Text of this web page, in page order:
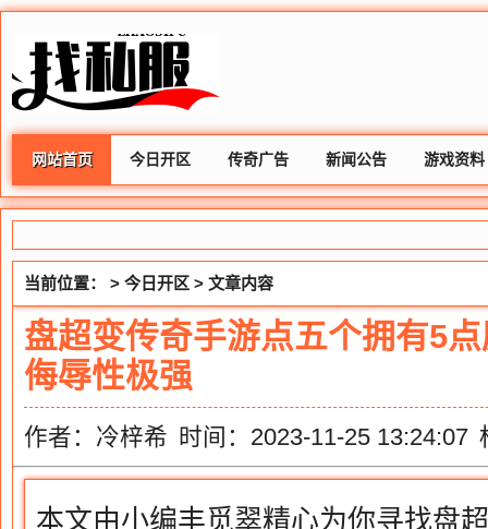
网站首页 今日开区 传奇广告 新闻公告 游戏资料
当前位置： > 今日开区 > 文章内容
盘超变传奇手游点五个拥有5
侮辱性极强
作者：冷梓希 时间：2023-11-25 13:24:07
本文由小编丰觅翠精心为你寻找盘